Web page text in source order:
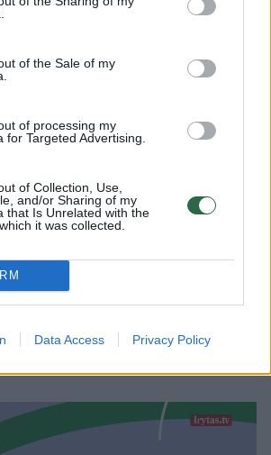
of the Sale of my
of processing my
for Targeted Advertising.
of Collection, Use,
and/or Sharing of my
that Is Unrelated with the
it was collected.
Data Access Privacy Policy
mūsų su mama gyvenimas
namelius ir Mortą, kurią
padeda prižiūrėti. Prieš tai
sunku susitaikyti, kad net
nevedami į lauką. Morta
ore, visada kažką veikti,
telpa autobusiuke: